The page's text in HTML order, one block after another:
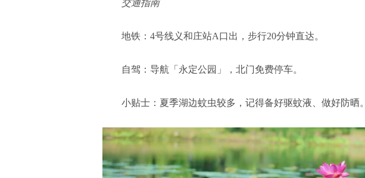
交通指南
地铁：4号线义和庄站A口出，步行20分钟直达。
自驾：导航「永定公园」，北门免费停车。
小贴士：夏季湖边蚊虫较多，记得备好驱蚊液、做好防晒。